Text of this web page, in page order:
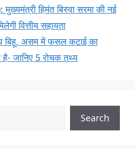
हिमंत बिस्वा सरमा की नई
वित्तीय सहायता
बिहू, असम में फसल कटाई का
है- जानिए 5 रोचक तथ्य
Search